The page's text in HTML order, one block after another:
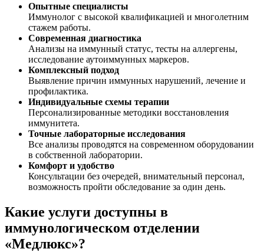
Опытные специалисты
Иммунолог с высокой квалификацией и многолетним
стажем работы.
Современная диагностика
Анализы на иммунный статус, тесты на аллергены,
исследование аутоиммунных маркеров.
Комплексный подход
Выявление причин иммунных нарушений, лечение и
профилактика.
Индивидуальные схемы терапии
Персонализированные методики восстановления
иммунитета.
Точные лабораторные исследования
Все анализы проводятся на современном оборудовании
в собственной лаборатории.
Комфорт и удобство
Консультации без очередей, внимательный персонал,
возможность пройти обследование за один день.
Какие услуги доступны в
иммунологическом отделении
«Медлюкс»?